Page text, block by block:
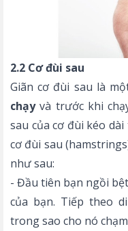
2.2 Cơ đùi sau
Giãn cơ đùi sau là
chạyvà trước khi
sau của cơ đùi kéo
cơ đùi sau
như sau:
- Đầu tiên bạn ngồi
của bạn. Tiếp theo
trong sao cho nó